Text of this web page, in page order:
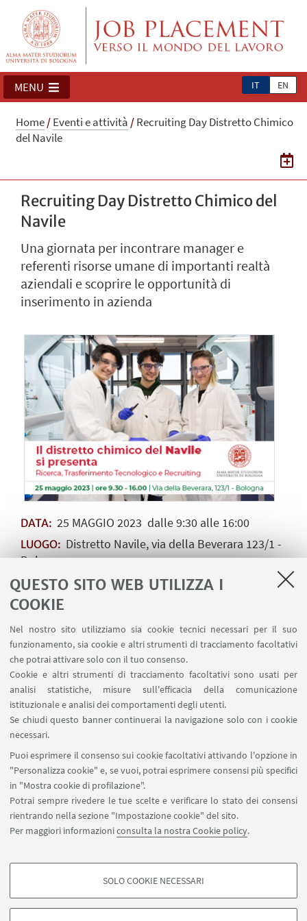
QUESTO SITO WEB UTILIZZA I
COOKIE
Nel nostro sito utilizziamo sia cookie tecnici necessari per il suo
funzionamento, sia cookie e altri strumenti di tracciamento facoltativi
che potrai attivare solo con il tuo consenso.
Cookie e altri strumenti di tracciamento facoltativi sono usati per
analisi statistiche, misure sull'efficacia della comunicazione
istituzionale e analisi dei comportamenti degli utenti.
Se chiudi questo banner continuerai la navigazione solo con i cookie
necessari.
Puoi esprimere il consenso sui cookie facoltativi attivando l'opzione in
"Personalizza cookie" e, se vuoi, potrai esprimere consensi più specifici
in "Mostra cookie di profilazione".
Potrai sempre rivedere le tue scelte e verificare lo stato dei consensi
rientrando nella sezione "Impostazione cookie" del sito.
Per maggiori informazioniconsulta la nostra Cookie policy.
COOKIE DI PROFILAZIONE - FACOLTATIVI
SOLO COOKIE NECESSARI
IT EN
MENU
Home/Eventi e attività /Recruiting Day Distretto Chimico
del Navile
Recruiting Day Distretto Chimico del
Navile
Una giornata per incontrare manager e
referenti risorse umane di importanti realtà
aziendali e scoprire le opportunità di
inserimento in azienda
DATA: 25 MAGGIO 2023 dalle 9:30 alle 16:00
LUOGO: Distretto Navile, via della Beverara 123/1 -
Bologna
TIPO:Incontrare enti e imprese, fare networking
TEMA: In presenza
Studenti e neolaureati potranno incontrare i
referenti risorse umane e manager delle aziende
presenti, consegnare il proprio CV, scoprire le
opportunità di inserimento, presentarsi e
candidarsi per posizioni aperte.
Contatti